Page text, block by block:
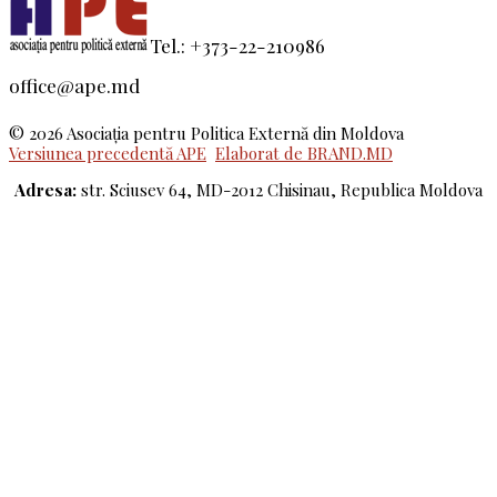
Tel.: +373-22-210986
office@ape.md
© 2026 Asociaţia pentru Politica Externă din Moldova
Versiunea precedentă APE Elaborat de BRAND.MD
Adresa: str. Sciusev 64, MD-2012 Chisinau, Republica Moldova